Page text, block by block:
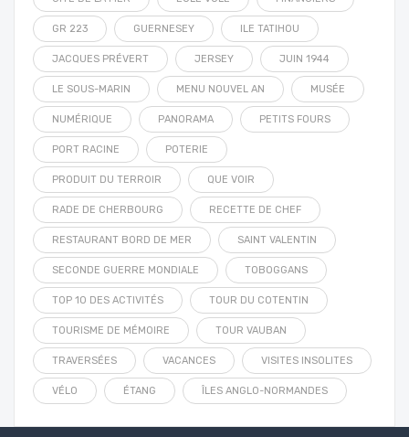
GR 223 GUERNESEY ILE TATIHOU
JACQUES PRÉVERT JERSEY JUIN 1944
LE SOUS-MARIN MENU NOUVEL AN MUSÉE
NUMÉRIQUE PANORAMA PETITS FOURS
PORT RACINE POTERIE
PRODUIT DU TERROIR QUE VOIR
RADE DE CHERBOURG RECETTE DE CHEF
RESTAURANT BORD DE MER SAINT VALENTIN
SECONDE GUERRE MONDIALE TOBOGGANS
TOP 10 DES ACTIVITÉS TOUR DU COTENTIN
TOURISME DE MÉMOIRE TOUR VAUBAN
TRAVERSÉES VACANCES VISITES INSOLITES
VÉLO ÉTANG ÎLES ANGLO-NORMANDES